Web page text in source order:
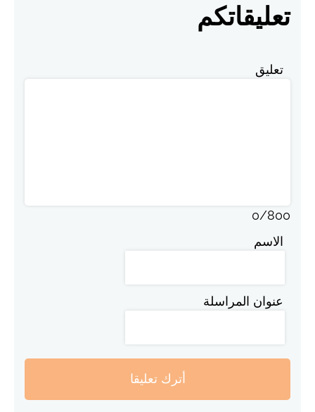
تعليقاتكم
تعليق
0/800
الاسم
عنوان المراسلة
أترك تعليقا